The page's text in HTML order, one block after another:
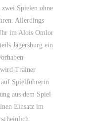
Spielen ohne
Allerdings
im Alois Omlor
Jägersburg ein
wird Trainer
Spielführerin
aus dem Spiel
Einsatz im